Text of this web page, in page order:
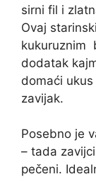
sirni fil i
Ovaj
kukuruznim
dodatak
domaći
zavijak.
Posebno je
– tada
pečeni.